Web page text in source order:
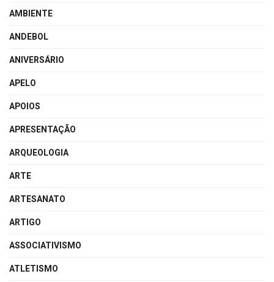
AMBIENTE
ANDEBOL
ANIVERSÁRIO
APELO
APOIOS
APRESENTAÇÃO
ARQUEOLOGIA
ARTE
ARTESANATO
ARTIGO
ASSOCIATIVISMO
ATLETISMO